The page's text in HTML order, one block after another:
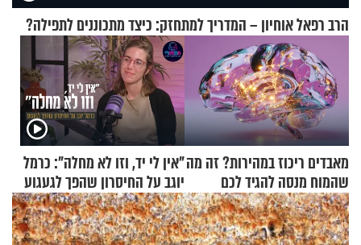
הרב רפאל אוחיון – המדריך למתחזק: כיצד מתכוננים לתפילה?
מאבדים ריכוז במהירות? זה מה
שהמוח מנסה להגיד לכם
"אין לי יד, וזו לא מחלה": כרמל
יוגב על החיסרון שהפך לגעגוע